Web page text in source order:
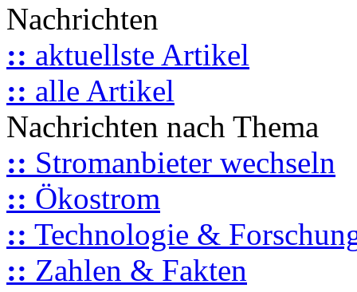
Nachrichten
:: aktuellste Artikel
:: alle Artikel
Nachrichten nach Thema
:: Stromanbieter wechseln
:: Ökostrom
:: Technologie &
:: Zahlen & Fakten